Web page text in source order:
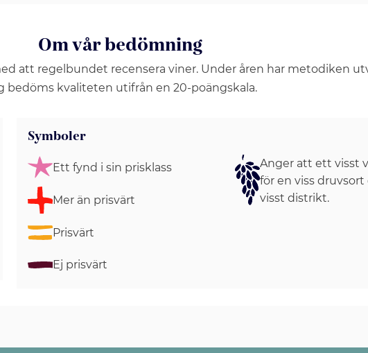
Om vår bedömning
att regelbundet recensera viner. Under åren har metodiken
bedöms kvaliteten utifrån en 20-poängskala.
Symboler
Ett fynd i sin prisklass
Mer än prisvärt
Prisvärt
Ej prisvärt
Anger att ett visst
för en viss
visst distrikt.